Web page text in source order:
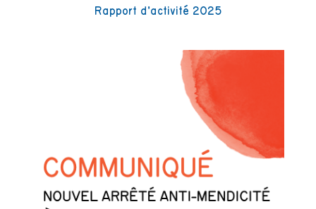
Rapport d’activité 2025